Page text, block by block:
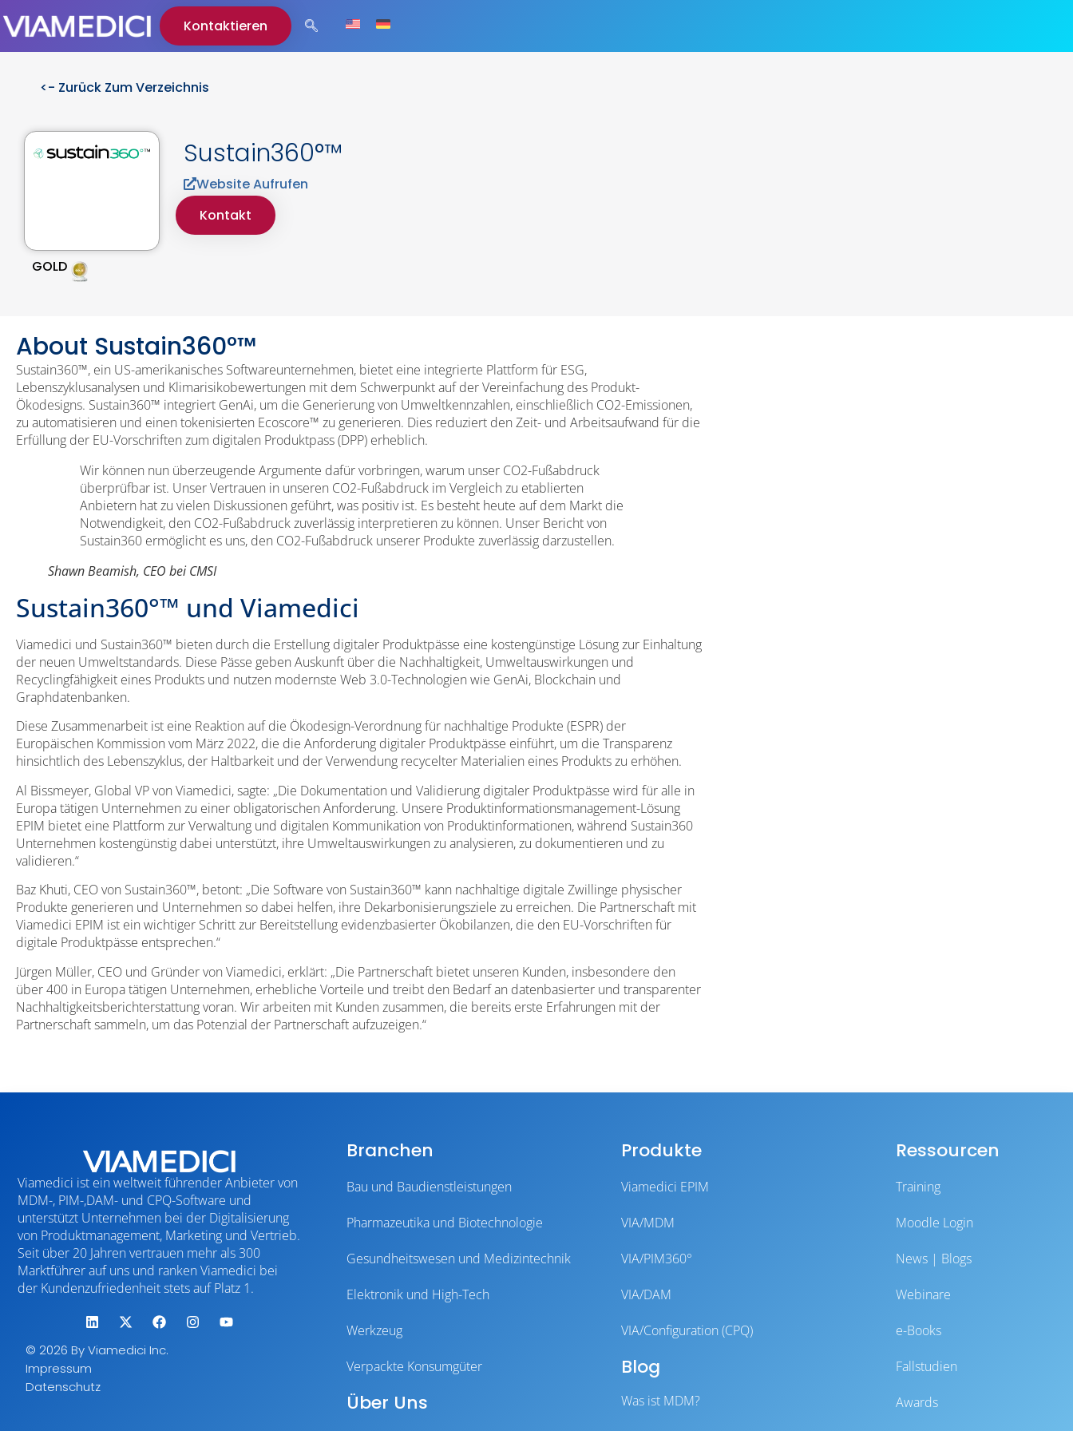
Kontaktieren
<- Zurück Zum Verzeichnis
GOLD
Sustain360°™
Website Aufrufen
Kontakt
About Sustain360°™
Sustain360™, ein US-amerikanisches Softwareunternehmen, bietet eine integrierte Plattform für ESG,
Lebenszyklusanalysen und Klimarisikobewertungen mit dem Schwerpunkt auf der Vereinfachung des Produkt-
Ökodesigns. Sustain360™ integriert GenAi, um die Generierung von Umweltkennzahlen, einschließlich CO2-Emissionen,
zu automatisieren und einen tokenisierten Ecoscore™ zu generieren. Dies reduziert den Zeit- und Arbeitsaufwand für die
Erfüllung der EU-Vorschriften zum digitalen Produktpass (DPP) erheblich.
Wir können nun überzeugende Argumente dafür vorbringen, warum unser CO2-Fußabdruck
überprüfbar ist. Unser Vertrauen in unseren CO2-Fußabdruck im Vergleich zu etablierten
Anbietern hat zu vielen Diskussionen geführt, was positiv ist. Es besteht heute auf dem Markt die
Notwendigkeit, den CO2-Fußabdruck zuverlässig interpretieren zu können. Unser Bericht von
Sustain360 ermöglicht es uns, den CO2-Fußabdruck unserer Produkte zuverlässig darzustellen.
Shawn Beamish, CEO bei CMSI
Sustain360°™ und Viamedici
Viamedici und Sustain360™ bieten durch die Erstellung digitaler Produktpässe eine kostengünstige Lösung zur Einhaltung
der neuen Umweltstandards. Diese Pässe geben Auskunft über die Nachhaltigkeit, Umweltauswirkungen und
Recyclingfähigkeit eines Produkts und nutzen modernste Web 3.0-Technologien wie GenAi, Blockchain und
Graphdatenbanken.
Diese Zusammenarbeit ist eine Reaktion auf die Ökodesign-Verordnung für nachhaltige Produkte (ESPR) der
Europäischen Kommission vom März 2022, die die Anforderung digitaler Produktpässe einführt, um die Transparenz
hinsichtlich des Lebenszyklus, der Haltbarkeit und der Verwendung recycelter Materialien eines Produkts zu erhöhen.
Al Bissmeyer, Global VP von Viamedici, sagte: „Die Dokumentation und Validierung digitaler Produktpässe wird für alle in
Europa tätigen Unternehmen zu einer obligatorischen Anforderung. Unsere Produktinformationsmanagement-Lösung
EPIM bietet eine Plattform zur Verwaltung und digitalen Kommunikation von Produktinformationen, während Sustain360
Unternehmen kostengünstig dabei unterstützt, ihre Umweltauswirkungen zu analysieren, zu dokumentieren und zu
validieren.“
Baz Khuti, CEO von Sustain360™, betont: „Die Software von Sustain360™ kann nachhaltige digitale Zwillinge physischer
Produkte generieren und Unternehmen so dabei helfen, ihre Dekarbonisierungsziele zu erreichen. Die Partnerschaft mit
Viamedici EPIM ist ein wichtiger Schritt zur Bereitstellung evidenzbasierter Ökobilanzen, die den EU-Vorschriften für
digitale Produktpässe entsprechen.“
Jürgen Müller, CEO und Gründer von Viamedici, erklärt: „Die Partnerschaft bietet unseren Kunden, insbesondere den
über 400 in Europa tätigen Unternehmen, erhebliche Vorteile und treibt den Bedarf an datenbasierter und transparenter
Nachhaltigkeitsberichterstattung voran. Wir arbeiten mit Kunden zusammen, die bereits erste Erfahrungen mit der
Partnerschaft sammeln, um das Potenzial der Partnerschaft aufzuzeigen.“
Viamedici ist ein weltweit führender Anbieter von
MDM-, PIM-,DAM- und CPQ-Software und
unterstützt Unternehmen bei der Digitalisierung
von Produktmanagement, Marketing und Vertrieb.
Seit über 20 Jahren vertrauen mehr als 300
Marktführer auf uns und ranken Viamedici bei
der Kundenzufriedenheit stets auf Platz 1.
© 2026 By Viamedici Inc.
Impressum
Datenschutz
Branchen
Bau und Baudienstleistungen
Pharmazeutika und Biotechnologie
Gesundheitswesen und Medizintechnik
Elektronik und High-Tech
Werkzeug
Verpackte Konsumgüter
Über Uns
Produkte
Viamedici EPIM
VIA/MDM
VIA/PIM360°
VIA/DAM
VIA/Configuration (CPQ)
Blog
Was ist MDM?
Ressourcen
Training
Moodle Login
News | Blogs
Webinare
e-Books
Fallstudien
Awards